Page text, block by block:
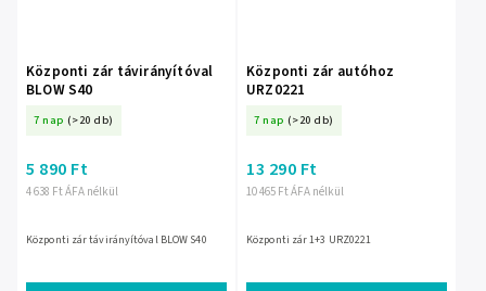
Központi zár távirányítóval
BLOW S40
7 nap (>20 db)
4 638 Ft ÁFA nélkül
5 890 Ft
Központi zár távirányítóval BLOW S40
Központi zár autóhoz
URZ0221
7 nap (>20 db)
10 465 Ft ÁFA nélkül
13 290 Ft
Központi zár 1+3 URZ0221